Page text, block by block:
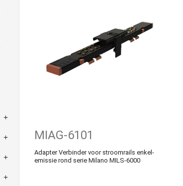




MIAG-6101
Adapter Verbinder voor stroomrails enkel-
emissie rond serie Milano MILS-6000